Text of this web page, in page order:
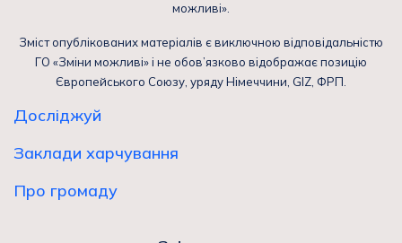
можливі».
Зміст опублікованих матеріалів є виключною відповідальністю
ГО «Зміни можливі» і не обов’язково відображає позицію
Європейського Союзу, уряду Німеччини, GIZ, ФРП.
Досліджуй
Заклади харчування
Про громаду